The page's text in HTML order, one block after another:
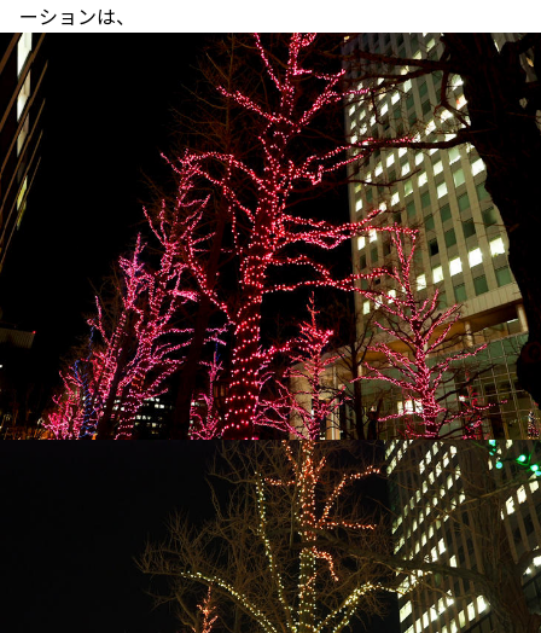
ーションは、